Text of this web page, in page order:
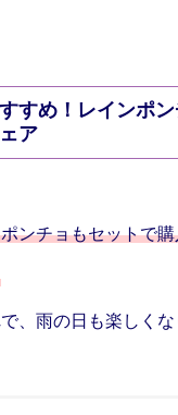
すめ！レインポ
ア
ンチョもセットで
、雨の日も楽しくな